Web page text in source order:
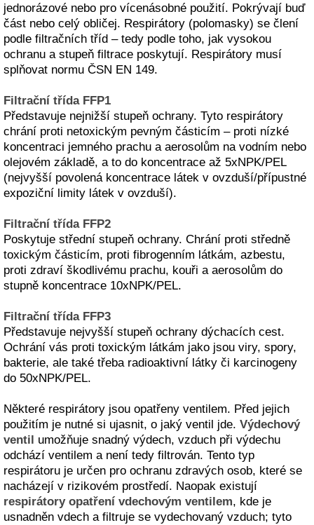
jednorázové nebo pro vícenásobné použití. Pokrývají buď
část nebo celý obličej. Respirátory (polomasky) se člení
podle filtračních tříd – tedy podle toho, jak vysokou
ochranu a stupeň filtrace poskytují. Respirátory musí
splňovat normu ČSN EN 149.
Filtrační třída FFP1
Představuje nejnižší stupeň ochrany. Tyto respirátory
chrání proti netoxickým pevným částicím – proti nízké
koncentraci jemného prachu a aerosolům na vodním nebo
olejovém základě, a to do koncentrace až 5xNPK/PEL
(nejvyšší povolená koncentrace látek v ovzduší/přípustné
expoziční limity látek v ovzduší).
Filtrační třída FFP2
Poskytuje střední stupeň ochrany. Chrání proti středně
toxickým částicím, proti fibrogenním látkám, azbestu,
proti zdraví škodlivému prachu, kouři a aerosolům do
stupně koncentrace 10xNPK/PEL.
Filtrační třída FFP3
Představuje nejvyšší stupeň ochrany dýchacích cest.
Ochrání vás proti toxickým látkám jako jsou viry, spory,
bakterie, ale také třeba radioaktivní látky či karcinogeny
do 50xNPK/PEL.
Některé respirátory jsou opatřeny ventilem. Před jejich
použitím je nutné si ujasnit, o jaký ventil jde. Výdechový
ventil umožňuje snadný výdech, vzduch při výdechu
odchází ventilem a není tedy filtrován. Tento typ
respirátoru je určen pro ochranu zdravých osob, které se
nacházejí v rizikovém prostředí. Naopak existují
respirátory opatření vdechovým ventilem, kde je
usnadněn vdech a filtruje se vydechovaný vzduch; tyto